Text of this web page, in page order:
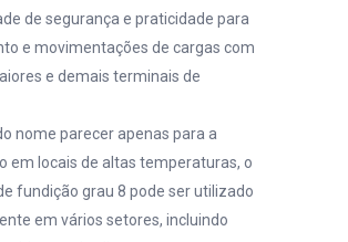
de segurança e praticidade para
e movimentações de cargas com
e demais terminais de
nome parecer apenas para a
em locais de altas temperaturas, o
fundição grau 8 pode ser utilizado
em vários setores, incluindo